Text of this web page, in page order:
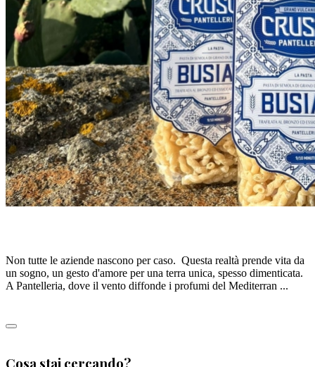
Non tutte le aziende nascono per caso. Questa realtà prende vita da
un sogno, un gesto d'amore per una terra unica, spesso dimenticata.
A Pantelleria, dove il vento diffonde i profumi del Mediterran ...
Cosa stai cercando?